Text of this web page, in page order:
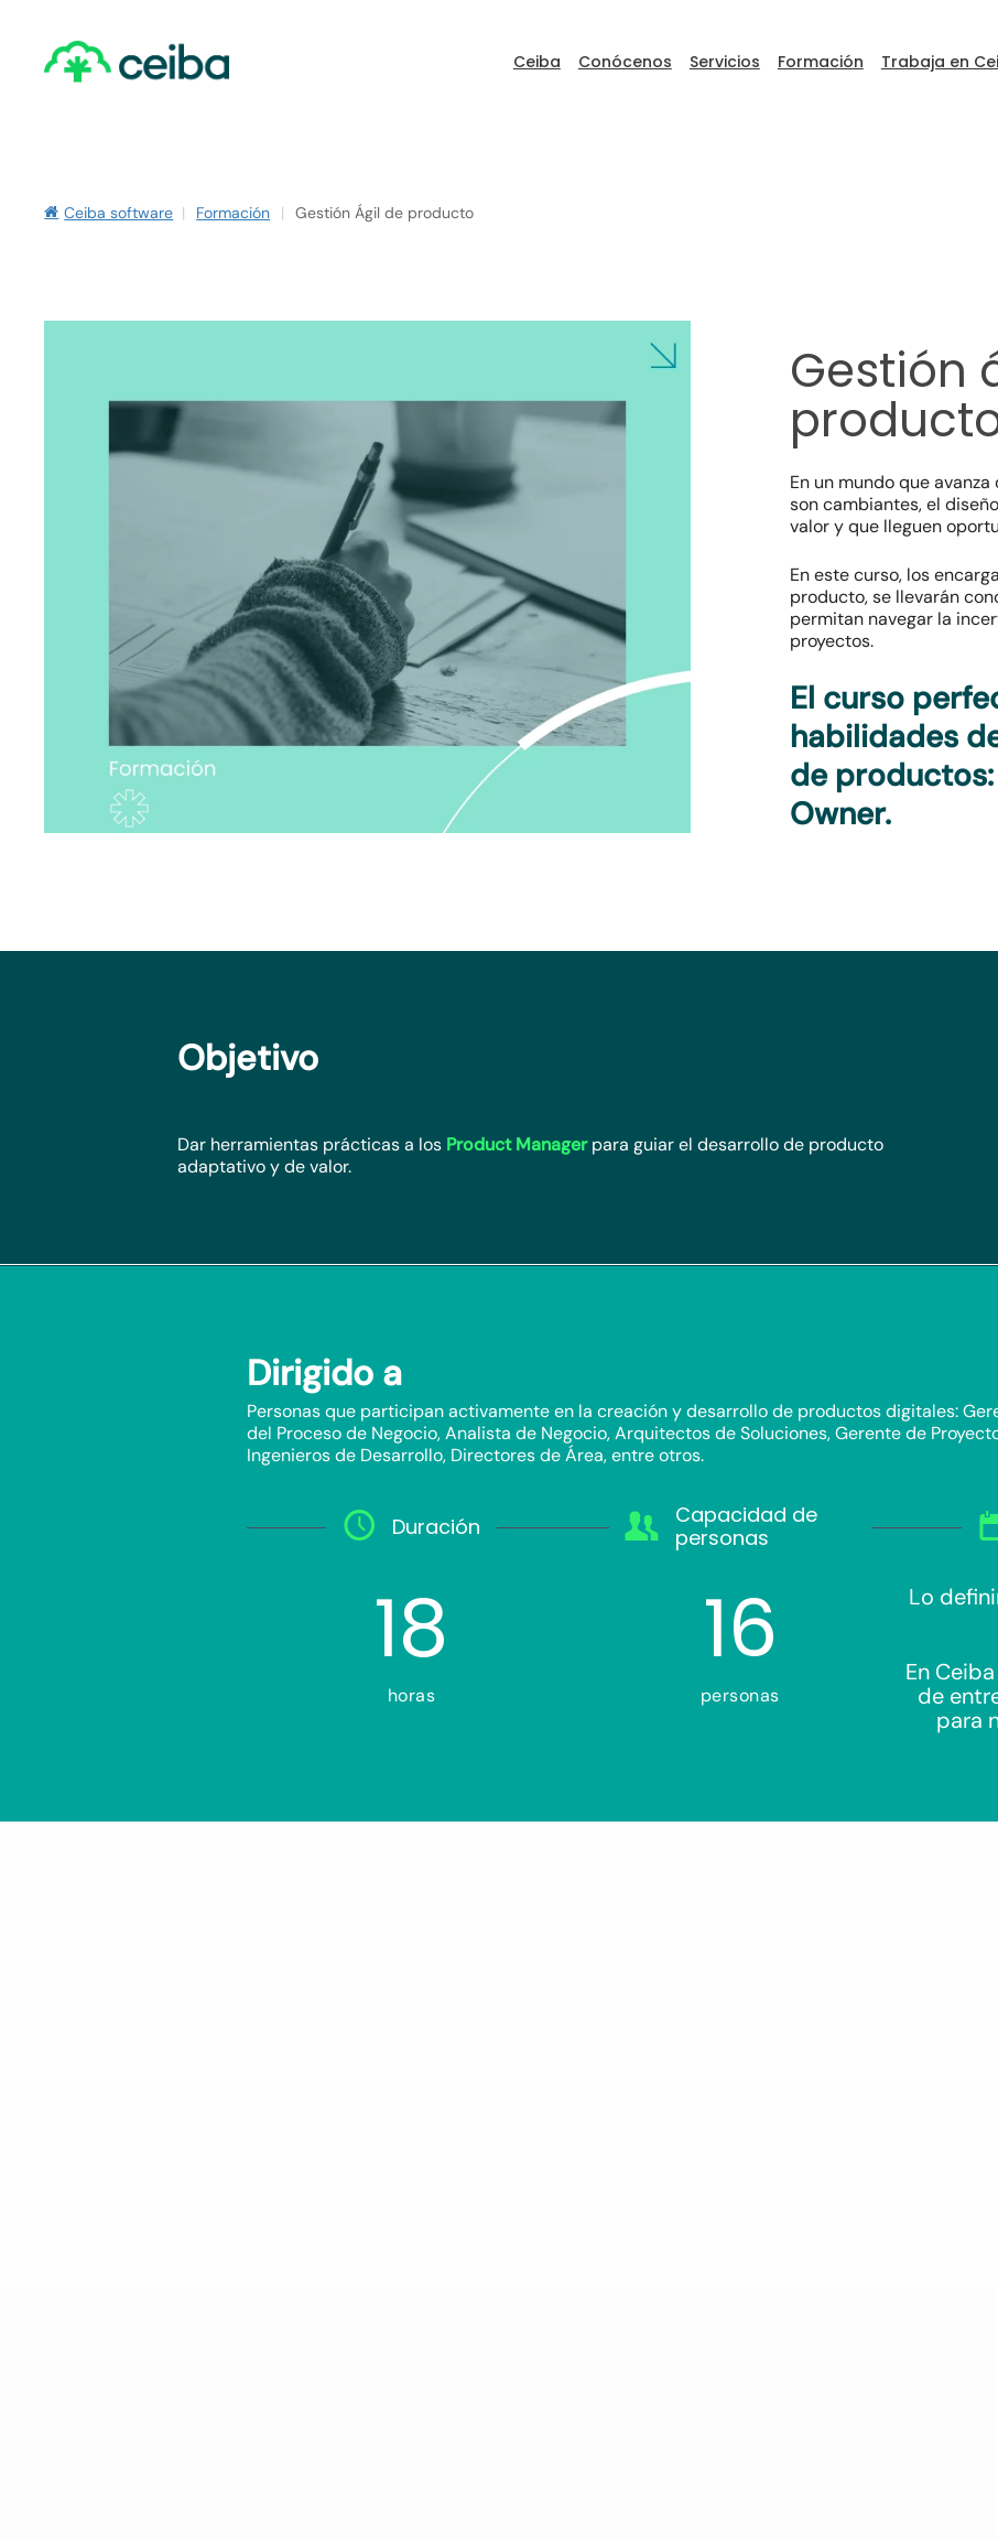
content
Ceiba Conócenos Servicios Formación Trabaja en
Ceiba software | Formación | Gestión Ágil de producto
Gestión
En un mundo que
son cambiantes, el
valor y que lleguen
En este curso, los
producto, se llevarán
permitan navegar la
proyectos.
El curso
habilidades
de
Owner.
Objetivo
Dar herramientas prácticas a los Product Managerpara guiar el desarrollo de producto
adaptativo y de valor.
Dirigido a
Personas que participan activamente en la creación y desarrollo de productos digitales:
del Proceso de Negocio, Analista de Negocio, Arquitectos de Soluciones, Gerente de
Ingenieros de Desarrollo, Directores de Área, entre otros.
Duración
18
horas
Capacidad de
personas
16
personas
Lo
En
de
para